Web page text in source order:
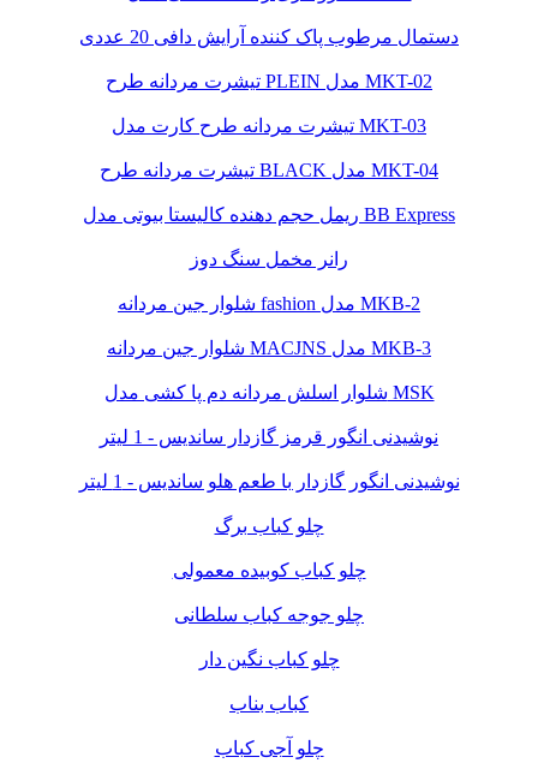
دستمال مرطوب پاک کننده آرایش دافی 20 عددی
تیشرت مردانه طرح PLEIN مدل MKT-02
تیشرت مردانه طرح کارت مدل MKT-03
تیشرت مردانه طرح BLACK مدل MKT-04
ریمل حجم دهنده کالیستا بیوتی مدل BB Express
رانر مخمل سنگ دوز
شلوار جین مردانه fashion مدل MKB-2
شلوار جین مردانه MACJNS مدل MKB-3
شلوار اسلش مردانه دم پا کشی مدل MSK
نوشیدنی انگور قرمز گازدار ساندیس - 1 لیتر
نوشیدنی انگور گازدار با طعم هلو ساندیس - 1 لیتر
چلو کباب برگ
چلو کباب کوبیده معمولی
چلو جوجه کباب سلطانی
چلو کباب نگین دار
کباب بناب
چلو آجی کباب